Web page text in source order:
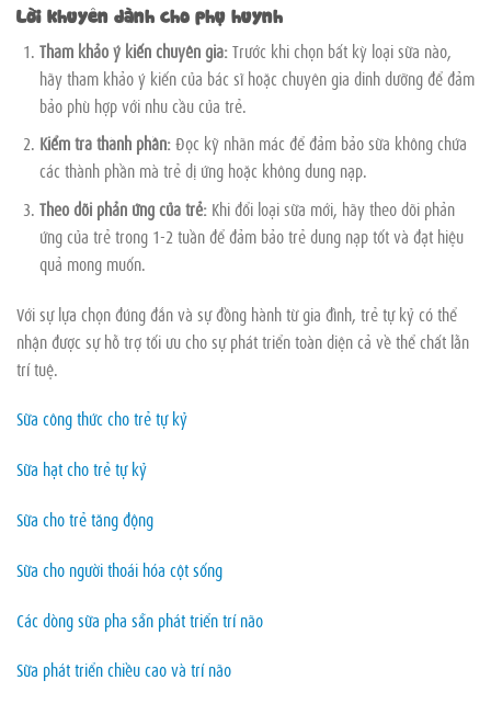
Lời khuyên dành cho phụ huynh
Tham khảo ý kiến chuyên gia:Trước khi chọn bất kỳ loại sữa nào,
hãy tham khảo ý kiến của bác sĩ hoặc chuyên gia dinh dưỡng để đảm
bảo phù hợp với nhu cầu của trẻ.
Kiểm tra thành phần:Đọc kỹ nhãn mác để đảm bảo sữa không chứa
các thành phần mà trẻ dị ứng hoặc không dung nạp.
Theo dõi phản ứng của trẻ:Khi đổi loại sữa mới, hãy theo dõi phản
ứng của trẻ trong 1-2 tuần để đảm bảo trẻ dung nạp tốt và đạt hiệu
quả mong muốn.
Với sự lựa chọn đúng đắn và sự đồng hành từ gia đình, trẻ tự kỷ có thể
nhận được sự hỗ trợ tối ưu cho sự phát triển toàn diện cả về thể chất lẫn
trí tuệ.
Sữa công thức cho trẻ tự kỷ
Sữa hạt cho trẻ tự kỷ
Sữa cho trẻ tăng động
Sữa cho người thoái hóa cột sống
Các dòng sữa pha sẵn phát triển trí não
Sữa phát triển chiều cao và trí não